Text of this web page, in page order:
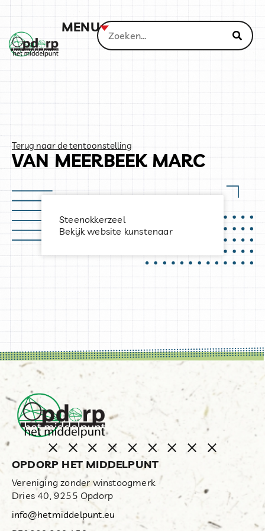
MENU
Terug naar de tentoonstelling
VAN MEERBEEK MARC
Steenokkerzeel
Bekijk website kunstenaar
OPDORP HET MIDDELPUNT
Vereniging zonder winstoogmerk
Dries 40, 9255 Opdorp
info@hetmiddelpunt.eu